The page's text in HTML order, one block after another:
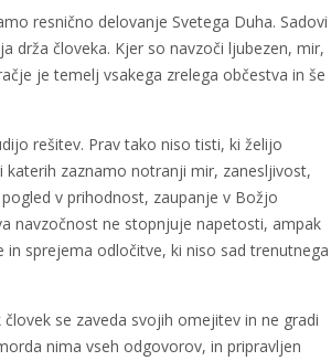
resnično delovanje Svetega Duha. Sadovi
drža človeka. Kjer so navzoči ljubezen, mir,
je temelj vsakega zrelega občestva in še
rešitev. Prav tako niso tisti, ki želijo
zaznamo notranji mir, zanesljivost,
v prihodnost, zaupanje v Božjo
navzočnost ne stopnjuje napetosti, ampak
sprejema odločitve, ki niso sad trenutnega
se zaveda svojih omejitev in ne gradi
nima vseh odgovorov, in pripravljen